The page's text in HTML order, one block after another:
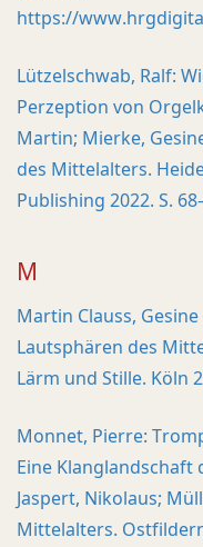
https://
Lützelschwab, Ralf:
Perzeption von
Martin; Mierke,
des Mittelalters.
Publishing 2022. S.
M
Martin Clauss,
Lautsphären des
Lärm und Stille. Köln
Monnet, Pierre:
Eine
Jaspert, Nikolaus;
Mittelalters.